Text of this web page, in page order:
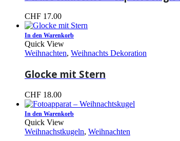
CHF 17.00
In den Warenkorb
Quick View
Weihnachten, Weihnachts Dekoration
Glocke mit Stern
CHF 18.00
In den Warenkorb
Quick View
Weihnachstkugeln, Weihnachten